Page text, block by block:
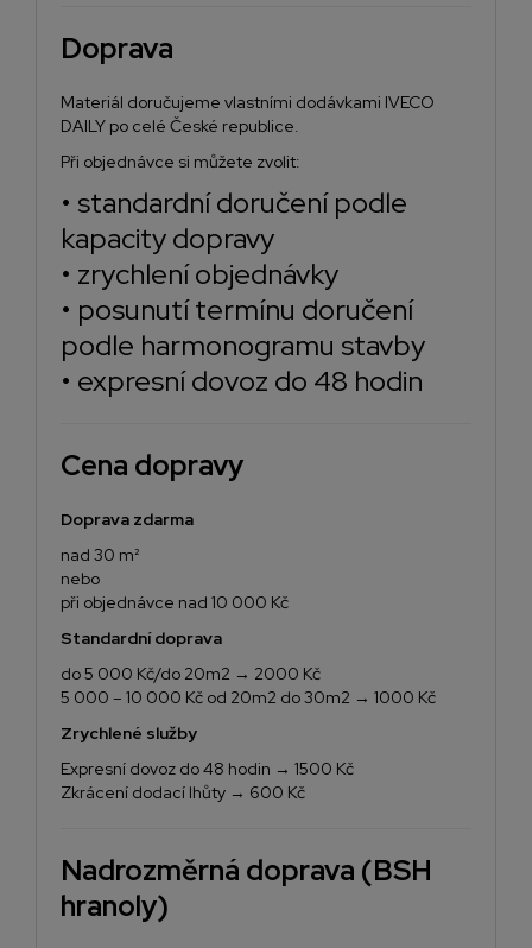
Doprava
Materiál doručujeme vlastními dodávkami IVECO
DAILY po celé České republice.
Při objednávce si můžete zvolit:
• standardní doručení podle
kapacity dopravy
• zrychlení objednávky
• posunutí termínu doručení
podle harmonogramu stavby
• expresní dovoz do 48 hodin
Cena dopravy
Doprava zdarma
nad 30 m²
nebo
při objednávce nad 10 000 Kč
Standardní doprava
do 5 000 Kč/do 20m2 → 2000 Kč
5 000 – 10 000 Kč od 20m2 do 30m2 → 1000 Kč
Zrychlené služby
Expresní dovoz do 48 hodin → 1500 Kč
Zkrácení dodací lhůty → 600 Kč
Nadrozměrná doprava (BSH
hranoly)